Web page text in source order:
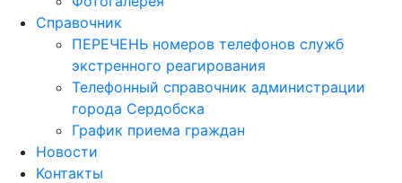
Справочник
ПЕРЕЧЕНЬ номеров телефонов служб
экстренного реагирования
Телефонный справочник администрации
города Сердобска
График приема граждан
Новости
Контакты